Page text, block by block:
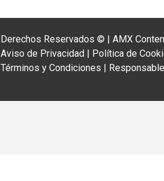
Derechos Reservados © | AMX
Aviso de Privacidad| Política de
Términos y Condiciones |